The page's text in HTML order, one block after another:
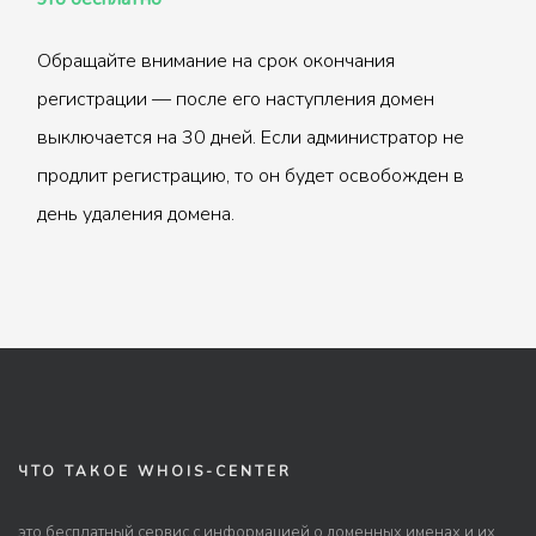
Обращайте внимание на срок окончания
регистрации — после его наступления домен
выключается на 30 дней. Если администратор не
продлит регистрацию, то он будет освобожден в
день удаления домена.
ЧТО ТАКОЕ WHOIS-CENTER